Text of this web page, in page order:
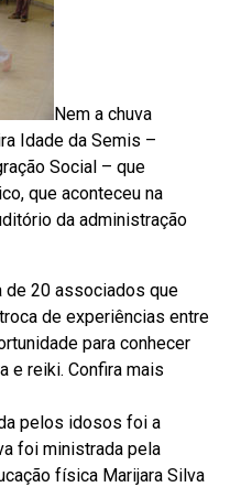
Nem a chuva
Idade da Semis –
Social – que
que aconteceu na
da administração
de 20 associados que
de experiências entre
para conhecer
e reiki. Confira mais
pelos idosos foi a
foi ministrada pela
física Marijara Silva